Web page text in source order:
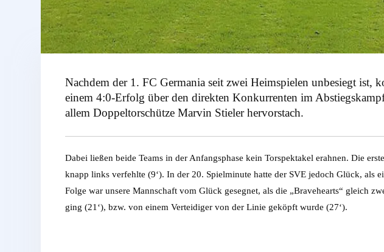
Nachdem der 1. FC Germania seit zwei Heimspielen unbesiegt ist,
einem 4:0-Erfolg über den direkten Konkurrenten im
allem Doppeltorschütze Marvin Stieler hervorstach.
Dabei ließen beide Teams in der Anfangsphase kein Torspektakel erahnen. Die
knapp links verfehlte (9‘). In der 20. Spielminute hatte der SVE jedoch Glück, als
Folge war unsere Mannschaft vom Glück gesegnet, als die „Bravehearts“ gleich
ging (21‘), bzw. von einem Verteidiger von der Linie geköpft wurde (27‘).